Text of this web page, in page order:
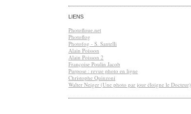
LIENS
Photofloue.net
Photoflog
Photofog - S. Santelli
Alain Poisson
Alain Poisson 2
Françoise Poulin Jacob
Purpose : revue photo en ligne
Christophe Quinzoni
Walter Neiger (Une photo par jour éloigne le Docteur)